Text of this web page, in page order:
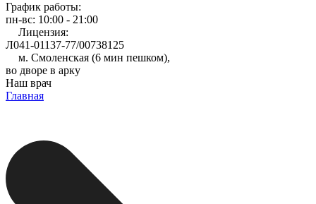
График работы:
пн-вс: 10:00 - 21:00
Лицензия:
Л041-01137-77/00738125
м. Смоленская (6 мин пешком),
во дворе в арку
Наш врач
Главная